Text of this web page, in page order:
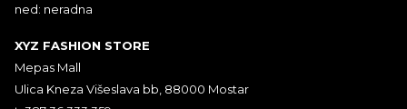
ned: neradna
XYZ FASHION STORE
Mepas Mall
Ulica Kneza Višeslava bb, 88000 Mostar